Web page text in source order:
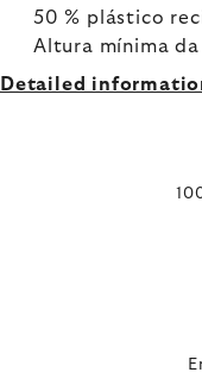
50 % plástico
Altura mínima da
Detailed